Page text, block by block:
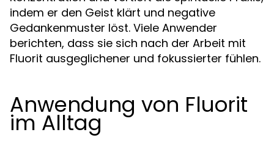
indem er den Geist klärt und negative
Gedankenmuster löst. Viele Anwender
berichten, dass sie sich nach der Arbeit mit
Fluorit ausgeglichener und fokussierter fühlen.
Anwendung von Fluorit
im Alltag